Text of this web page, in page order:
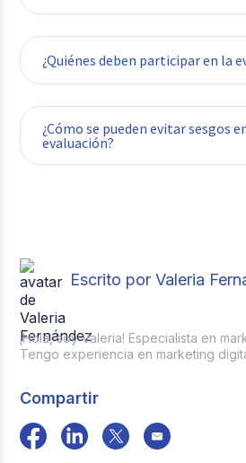
¿Quiénes deben participar en la
¿Cómo se pueden evitar sesgos
evaluación?
Escrito por Valeria
¡Hola, soy Valeria! Especialista en
Tengo experiencia en marketing
Compartir